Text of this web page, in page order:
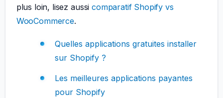
plus loin, lisez aussicomparatif Shopify vs
WooCommerce.
Quelles applications gratuites installer
sur Shopify ?
Les meilleures applications payantes
pour Shopify